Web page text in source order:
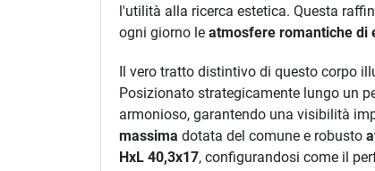
l'utilità alla ricerca estetica. Questa
ogni giorno le atmosfere romantiche di
Il vero tratto distintivo di questo corpo
Posizionato strategicamente lungo un
armonioso, garantendo una visibilità
massima dotata del comune e robusto
HxL 40,3x17, configurandosi come il